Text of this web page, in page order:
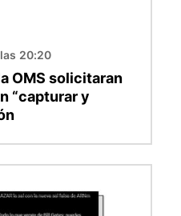
20:20
OMS solicitaran
“capturar y